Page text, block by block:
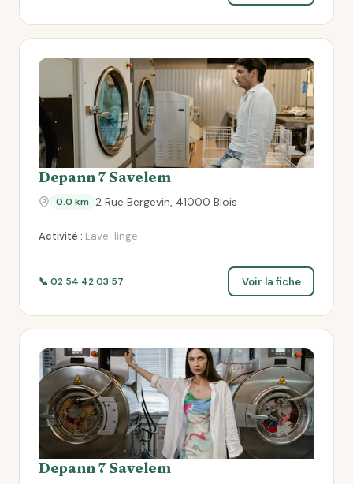
Depann 7 Savelem
0.0 km 2 Rue Bergevin, 41000 Blois
Activité : Lave-linge
📞 02 54 42 03 57 Voir la fiche
Depann 7 Savelem